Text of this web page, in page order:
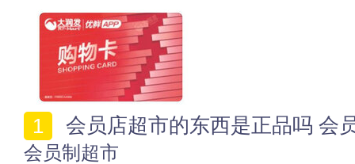
会员店超市的东西是正品吗 会
会员制超市